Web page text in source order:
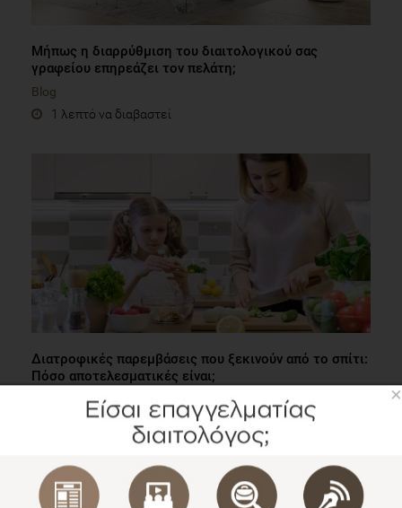
Μήπως η διαρρύθμιση του διαιτολογικού σας
γραφείου επηρεάζει τον πελάτη;
Blog
1 λεπτό να διαβαστεί
Διατροφικές παρεμβάσεις που ξεκινούν από το σπίτι:
Πόσο αποτελεσματικές είναι;
Επιστημονικά Νέα
2 λεπτά να διαβαστεί
×